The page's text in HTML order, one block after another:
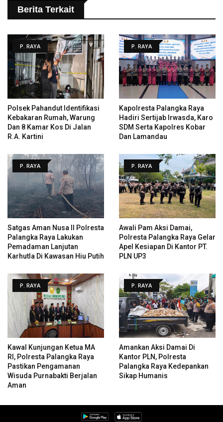
Berita Terkait
P. RAYA
Polsek Pahandut Identifikasi
Kebakaran Rumah, Warung
Dan 8 Kamar Kos Di Jalan
R.A. Kartini
P. RAYA
Kapolresta Palangka Raya
Hadiri Sertijab Irwasda, Karo
SDM Serta Kapolres Kobar
Dan Lamandau
P. RAYA
Satgas Aman Nusa II Polresta
Palangka Raya Lakukan
Pemadaman Lanjutan
Karhutla Di Kawasan Hiu Putih
P. RAYA
Awali Pam Aksi Damai,
Polresta Palangka Raya Gelar
Apel Kesiapan Di Kantor PT.
PLN UP3
P. RAYA
Kawal Kunjungan Ketua MA
RI, Polresta Palangka Raya
Pastikan Pengamanan
Wisuda Purnabakti Berjalan
Aman
P. RAYA
Amankan Aksi Damai Di
Kantor PLN, Polresta
Palangka Raya Kedepankan
Sikap Humanis